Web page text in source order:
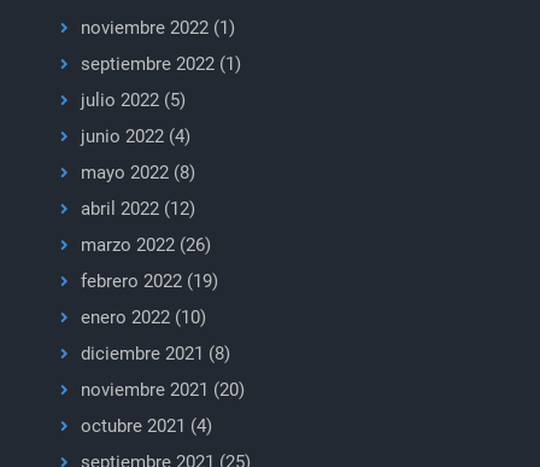
noviembre 2022(1)
septiembre 2022(1)
julio 2022(5)
junio 2022(4)
mayo 2022(8)
abril 2022(12)
marzo 2022(26)
febrero 2022(19)
enero 2022(10)
diciembre 2021 (8)
noviembre 2021 (20)
octubre 2021 (4)
septiembre 2021 (25)